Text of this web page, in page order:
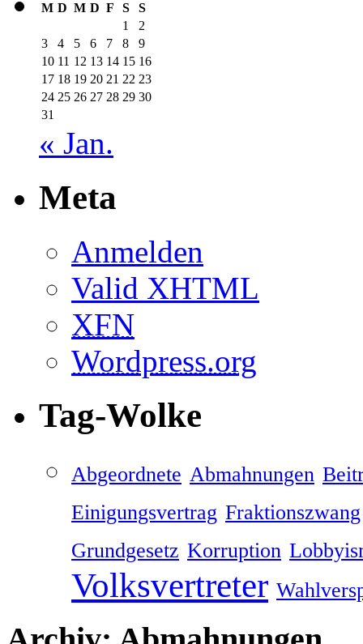
M D M D F S
S
1
2
3
4 5 6 7 8
9
10 11 12 13 14 15 16
17 18 19 20 21 22 23
24 25 26 27 28 29 30
31
« Jan.
Meta
Anmelden
Valid XHTML
XFN
Wordpress.org
Tag-Wolke
Abgeordnete Abmahnungen
Einigungsvertrag Fraktionszwang
Grundgesetz Korruption
Volksvertreter